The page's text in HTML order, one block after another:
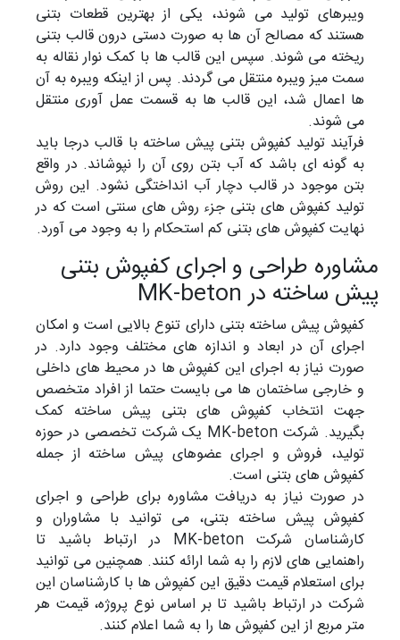
ویبرهای تولید می شوند، یکی از بهترین قطعات بتنی
هستند که مصالح آن ها به صورت دستی درون قالب بتنی
ریخته می شوند. سپس این قالب ها با کمک نوار نقاله به
سمت میز ویبره منتقل می گردند. پس از اینکه ویبره به آن
ها اعمال شد، این قالب ها به قسمت عمل آوری منتقل
می شوند.
فرآیند تولید کفپوش بتنی پیش ساخته با قالب درجا باید
به گونه ای باشد که آب بتن روی آن را نپوشاند. در واقع
بتن موجود در قالب دچار آب انداختگی نشود. این روش
تولید کفپوش های بتنی جزء روش های سنتی است که در
نهایت کفپوش های بتنی کم استحکام را به وجود می آورد.
مشاوره طراحی و اجرای کفپوش بتنی
پیش ساخته در MK-beton
کفپوش پیش ساخته بتنی دارای تنوع بالایی است و امکان
اجرای آن در ابعاد و اندازه های مختلف وجود دارد. در
صورت نیاز به اجرای این کفپوش ها در محیط های داخلی
و خارجی ساختمان ها می بایست حتما از افراد متخصص
جهت انتخاب کفپوش های بتنی پیش ساخته کمک
بگیرید. شرکت MK-beton یک شرکت تخصصی در حوزه
تولید، فروش و اجرای عضوهای پیش ساخته از جمله
کفپوش های بتنی است.
در صورت نیاز به دریافت مشاوره برای طراحی و اجرای
کفپوش پیش ساخته بتنی، می توانید با مشاوران و
کارشناسان شرکت MK-beton در ارتباط باشید تا
راهنمایی های لازم را به شما ارائه کنند. همچنین می توانید
برای استعلام قیمت دقیق این کفپوش ها با کارشناسان این
شرکت در ارتباط باشید تا بر اساس نوع پروژه، قیمت هر
متر مربع از این کفپوش ها را به شما اعلام کنند.